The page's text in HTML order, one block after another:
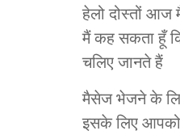
हेलो दोस्तों आज
मैं कह सकता हूँ
चलिए जानते हैं
मैसेज भेजने के
इसके लिए